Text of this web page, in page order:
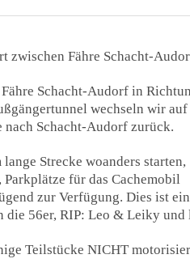
zwischen Fähre Schacht-
Schacht-Audorf in
wechseln wir auf
nach Schacht-Audorf zurück.
Strecke woanders starten,
Parkplätze für das Cachemobil
zur Verfügung. Dies ist
die 56er, RIP: Leo & Leiky und
Teilstücke NICHT